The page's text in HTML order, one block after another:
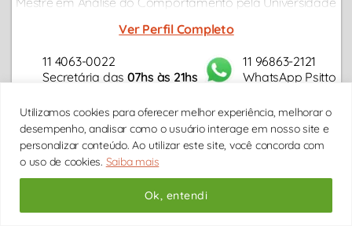
Utilizamos cookies para oferecer melhor experiência, melhorar o
desempenho, analisar como o usuário interage em nosso site e
personalizar conteúdo. Ao utilizar este site, você concorda com
o uso de cookies. Saiba mais
Ok, entendi
Esporte e Educação Especial.Ver Perfil Completo
11 4063-0022
Secretária das 07hs às 21hs
11 96863-2121
WhatsApp Psitto
Vídeo online Presencial
DDD
DDD
DDD
DD/
* HORÁRIOS DEBRASIL/BRASÍLIA